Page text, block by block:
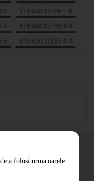
3 978-606-95726-1-0
5 978-606-95726-8-9
6 978-630-95153-0-8
a folosi urmatoarele